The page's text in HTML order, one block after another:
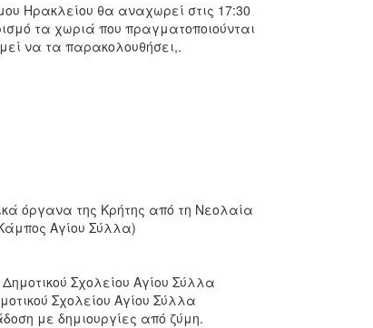
Ηρακλείου θα αναχωρεί στις 17:30
τα χωριά που πραγματοποιούνται
να τα παρακολουθήσει,.
όργανα της Κρήτης από τη Νεολαία
Αγίου Σύλλα)
Σχολείου Αγίου Σύλλα
Σχολείου Αγίου Σύλλα
με δημιουργίες από ζύμη.